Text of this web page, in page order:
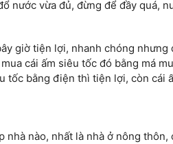
nước vừa đủ, đừng để đầy quá,
giờ tiện lợi, nhanh chóng
cái ấm siêu tốc đó bằng má
tốc bằng điện thì tiện lợi, còn cái
nhà nào, nhất là nhà ở nông